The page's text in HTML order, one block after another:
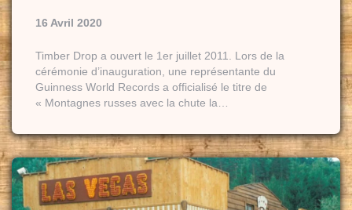
16 Avril 2020
Timber Drop a ouvert le 1er juillet 2011. Lors de la
cérémonie d’inauguration, une représentante du
Guinness World Records a officialisé le titre de
« Montagnes russes avec la chute la…